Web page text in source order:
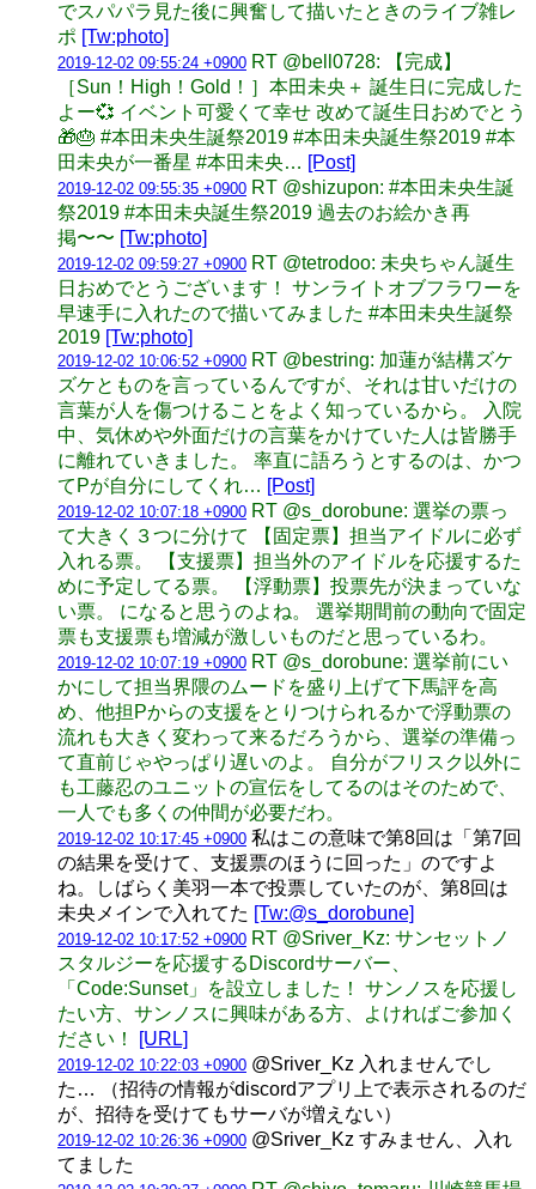
でスパパラ見た後に興奮して描いたときのライブ雑レ
ポ [Tw:photo]
2019-12-02 09:55:24 +0900 RT @bell0728: 【完成】
［Sun！High！Gold！］本田未央＋ 誕生日に完成した
よー💞 イベント可愛くて幸せ 改めて誕生日おめでとう
🎁🎂 #本田未央生誕祭2019 #本田未央誕生祭2019 #本
田未央が一番星 #本田未央… [Post]
2019-12-02 09:55:35 +0900 RT @shizupon: #本田未央生誕
祭2019 #本田未央誕生祭2019 過去のお絵かき再
掲〜〜 [Tw:photo]
2019-12-02 09:59:27 +0900 RT @tetrodoo: 未央ちゃん誕生
日おめでとうございます！ サンライトオブフラワーを
早速手に入れたので描いてみました #本田未央生誕祭
2019 [Tw:photo]
2019-12-02 10:06:52 +0900 RT @bestring: 加蓮が結構ズケ
ズケとものを言っているんですが、それは甘いだけの
言葉が人を傷つけることをよく知っているから。 入院
中、気休めや外面だけの言葉をかけていた人は皆勝手
に離れていきました。 率直に語ろうとするのは、かつ
てPが自分にしてくれ… [Post]
2019-12-02 10:07:18 +0900 RT @s_dorobune: 選挙の票っ
て大きく３つに分けて 【固定票】担当アイドルに必ず
入れる票。 【支援票】担当外のアイドルを応援するた
めに予定してる票。 【浮動票】投票先が決まっていな
い票。 になると思うのよね。 選挙期間前の動向で固定
票も支援票も増減が激しいものだと思っているわ。
2019-12-02 10:07:19 +0900 RT @s_dorobune: 選挙前にい
かにして担当界隈のムードを盛り上げて下馬評を高
め、他担Pからの支援をとりつけられるかで浮動票の
流れも大きく変わって来るだろうから、選挙の準備っ
て直前じゃやっぱり遅いのよ。 自分がフリスク以外に
も工藤忍のユニットの宣伝をしてるのはそのためで、
一人でも多くの仲間が必要だわ。
2019-12-02 10:17:45 +0900 私はこの意味で第8回は「第7回
の結果を受けて、支援票のほうに回った」のですよ
ね。しばらく美羽一本で投票していたのが、第8回は
未央メインで入れてた [Tw:@s_dorobune]
2019-12-02 10:17:52 +0900 RT @Sriver_Kz: サンセットノ
スタルジーを応援するDiscordサーバー、
「Code:Sunset」を設立しました！ サンノスを応援し
たい方、サンノスに興味がある方、よければご参加く
ださい！
[URL]
2019-12-02 10:22:03 +0900 @Sriver_Kz 入れませんでし
た… （招待の情報がdiscordアプリ上で表示されるのだ
が、招待を受けてもサーバが増えない）
2019-12-02 10:26:36 +0900 @Sriver_Kz すみません、入れ
てました